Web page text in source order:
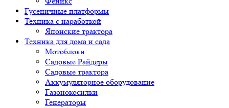
Гусеничные платформы
Техника с наработкой
Японские трактора
Техника для дома и сада
Мотоблоки
Садовые Райдеры
Садовые трактора
Аккумуляторное оборудование
Газонокосилки
Генераторы